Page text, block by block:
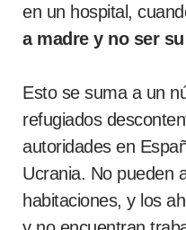
en un hospital,
a madre y no ser
Esto se suma a un
refugiados
autoridades en
Ucrania. No pueden
habitaciones, y los